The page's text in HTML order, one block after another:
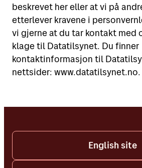
beskrevet her eller at vi på
etterlever kravene i
vi gjerne at du tar kontakt med
klage til Datatilsynet. Du finner
kontaktinformasjon til
nettsider: www.datatilsynet.no.
English site